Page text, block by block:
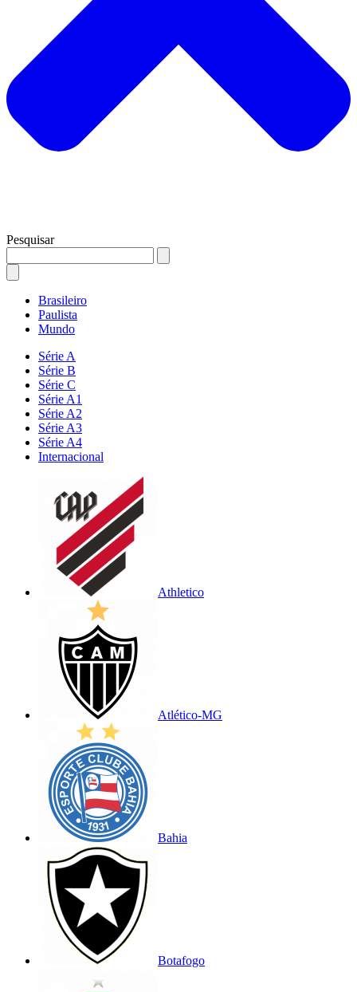
Pesquisar
Brasileiro
Paulista
Mundo
Série A
Série B
Série C
Série A1
Série A2
Série A3
Série A4
Internacional
Athletico
Atlético-MG
Bahia
Botafogo